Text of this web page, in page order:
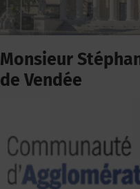
Monsieur
de Vendée